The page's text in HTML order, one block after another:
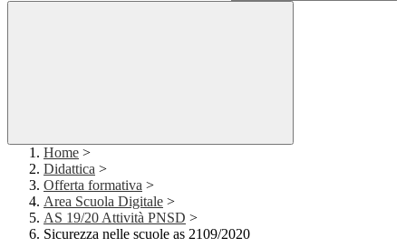
Home >
Didattica >
Offerta formativa >
Area Scuola Digitale >
AS 19/20 Attività PNSD >
Sicurezza nelle scuole as 2109/2020